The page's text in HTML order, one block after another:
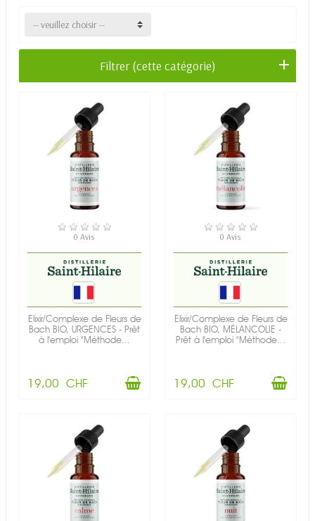
-- veuillez choisir --
Filtrer (cette catégorie)
EN STOCK
0 Avis
Elixir/Complexe de Fleurs de
Bach BIO, URGENCES - Prêt
à l'emploi "Méthode...
19,00 CHF
EN STOCK
0 Avis
Elixir/Complexe de Fleurs de
Bach BIO, MÉLANCOLIE -
Prêt à l'emploi "Méthode...
19,00 CHF